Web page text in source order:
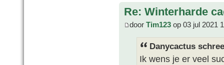
Re: Winterharde
door Tim123 op 03 jul 2021
Danycactus
Ik wens je er veel